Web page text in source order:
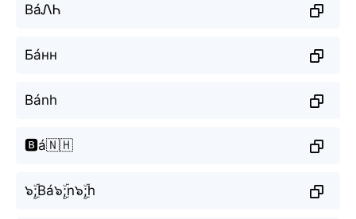
BáᏁᏂ
Бáнн
Bánh
🅱️á🇳🇭
๖ۣۜ;Bá๖ۣۜ;n๖ۣۜ;h